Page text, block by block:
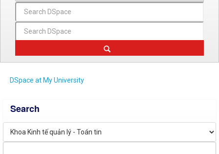
DSpace at My University
Search